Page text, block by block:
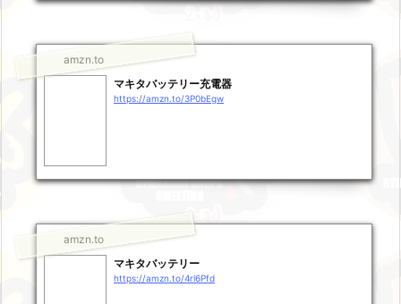
amzn.to
マキタバッテリー充電器
https://amzn.to/3P0bEgw
amzn.to
マキタバッテリー
https://amzn.to/4rl6Pfd